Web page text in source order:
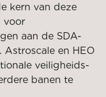
kern van deze
voor
aan de SDA-
en HEO
veiligheids-
banen te